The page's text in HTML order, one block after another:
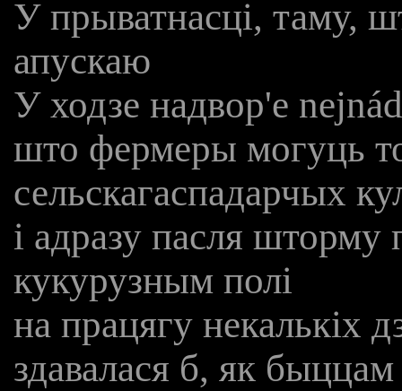
У прыватнасці, таму,
апускаю
У ходзе надвор'е
што фермеры могуць
сельскагаспадарчых
і адразу пасля шторму
кукурузным полі
на працягу некалькіх
здавалася б, як